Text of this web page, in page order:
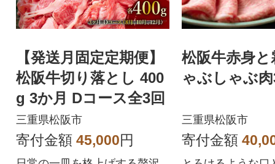
【発送月固定定期便】
松阪牛切り落とし 400
g 3か月 Dコース全3回
三重県松阪市
寄付金額 45,000円
松阪牛赤身
ゃぶしゃぶ
三重県松阪市
寄付金額